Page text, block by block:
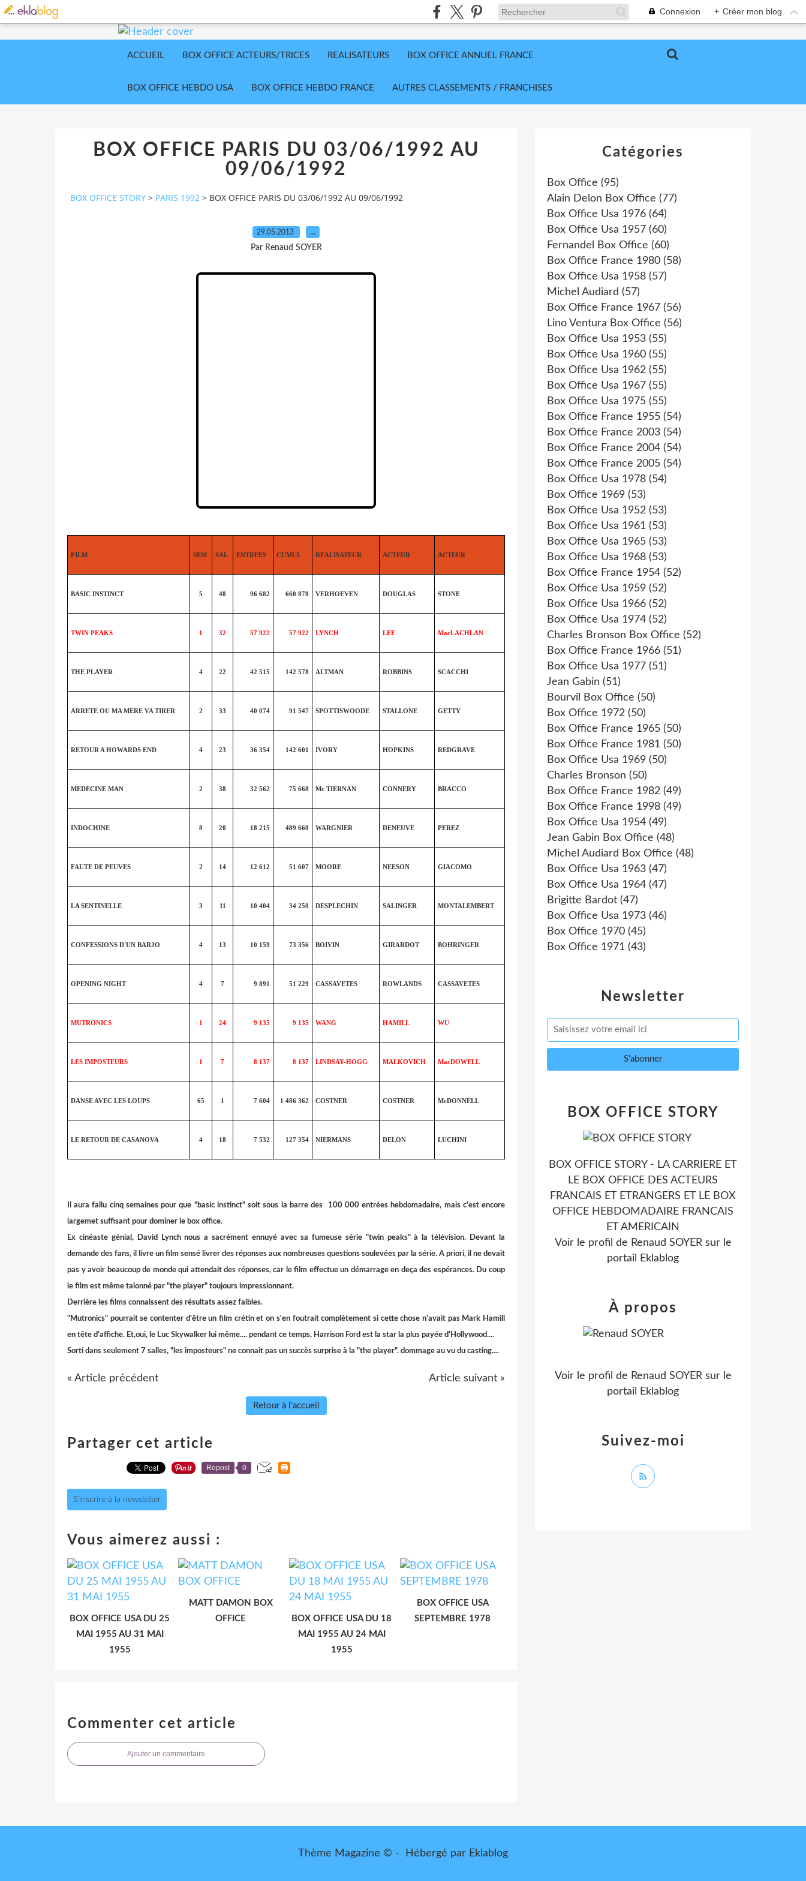
Connexion + Créer mon blog
ACCUEIL BOX OFFICE ACTEURS/TRICES REALISATEURS BOX OFFICE ANNUEL FRANCE
BOX OFFICE HEBDO USA BOX OFFICE HEBDO FRANCE AUTRES CLASSEMENTS / FRANCHISES
BOX OFFICE PARIS DU 03/06/1992 AU
09/06/1992
BOX OFFICE STORY > PARIS 1992 > BOX OFFICE PARIS DU 03/06/1992 AU 09/06/1992
29.05.2013 …
Par Renaud SOYER
FILM SEM SAL ENTREES CUMUL REALISATEUR ACTEUR ACTEUR
BASIC INSTINCT 5 48 96 682 660 878 VERHOEVEN DOUGLAS STONE
TWIN PEAKS 1 32 57 922 57 922 LYNCH LEE MacLACHLAN
THE PLAYER 4 22 42 515 142 578 ALTMAN ROBBINS SCACCHI
ARRETE OU MA MERE VA TIRER 2 33 40 074 91 547 SPOTTISWOODE STALLONE GETTY
RETOUR A HOWARDS END 4 23 36 354 142 601 IVORY HOPKINS REDGRAVE
MEDECINE MAN 2 38 32 562 75 668 Mc TIERNAN CONNERY BRACCO
INDOCHINE 8 20 18 215 489 660 WARGNIER DENEUVE PEREZ
FAUTE DE PEUVES 2 14 12 612 51 607 MOORE NEESON GIACOMO
LA SENTINELLE 3 11 10 404 34 250 DESPLECHIN SALINGER MONTALEMBERT
CONFESSIONS D'UN BARJO 4 13 10 159 73 356 BOIVIN GIRARDOT BOHRINGER
OPENING NIGHT 4 7 9 891 51 229 CASSAVETES ROWLANDS CASSAVETES
MUTRONICS 1 24 9 135 9 135 WANG HAMILL WU
LES IMPOSTEURS 1 7 8 137 8 137 LINDSAY-HOGG MALKOVICH MacDOWELL
DANSE AVEC LES LOUPS 65 1 7 604 1 486 362 COSTNER COSTNER McDONNELL
LE RETOUR DE CASANOVA 4 18 7 532 127 354 NIERMANS DELON LUCHINI
Il aura fallu cinq semaines pour que "basic instinct" soit sous la barre des 100 000 entrées hebdomadaire, mais c'est encore
largemet suffisant pour dominer le box office.
Ex cinéaste génial, David Lynch nous a sacrément ennuyé avec sa fumeuse série "twin peaks" à la télévision. Devant la
demande des fans, il livre un film sensé livrer des réponses aux nombreuses questions soulevées par la série. A priori, il ne devait
pas y avoir beaucoup de monde qui attendait des réponses, car le film effectue un démarrage en deça des espérances. Du coup
le film est même talonné par "the player" toujours impressionnant.
Derrière les films connaissent des résultats assez faibles.
"Mutronics" pourrait se contenter d'être un film crétin et on s'en foutrait complètement si cette chose n'avait pas Mark Hamill
en tête d'affiche. Et,oui, le Luc Skywalker lui même.... pendant ce temps, Harrison Ford est la star la plus payée d'Hollywood....
Sorti dans seulement 7 salles, "les imposteurs" ne connait pas un succès surprise à la "the player". dommage au vu du casting....
« Article précédent Article suivant »
Retour à l'accueil
Partager cet article
Repost 0
S'inscrire à la newsletter
Vous aimerez aussi :
BOX OFFICE USA DU 25
MAI 1955 AU 31 MAI
1955
MATT DAMON BOX
OFFICE
BOX OFFICE USA DU 18
MAI 1955 AU 24 MAI
1955
BOX OFFICE USA
SEPTEMBRE 1978
Commenter cet article
Ajouter un commentaire
Newsletter
Catégories
Box Office (95)
Alain Delon Box Office (77)
Box Office Usa 1976 (64)
Box Office Usa 1957 (60)
Fernandel Box Office (60)
Box Office France 1980 (58)
Box Office Usa 1958 (57)
Michel Audiard (57)
Box Office France 1967 (56)
Lino Ventura Box Office (56)
Box Office Usa 1953 (55)
Box Office Usa 1960 (55)
Box Office Usa 1962 (55)
Box Office Usa 1967 (55)
Box Office Usa 1975 (55)
Box Office France 1955 (54)
Box Office France 2003 (54)
Box Office France 2004 (54)
Box Office France 2005 (54)
Box Office Usa 1978 (54)
Box Office 1969 (53)
Box Office Usa 1952 (53)
Box Office Usa 1961 (53)
Box Office Usa 1965 (53)
Box Office Usa 1968 (53)
Box Office France 1954 (52)
Box Office Usa 1959 (52)
Box Office Usa 1966 (52)
Box Office Usa 1974 (52)
Charles Bronson Box Office (52)
Box Office France 1966 (51)
Box Office Usa 1977 (51)
Jean Gabin (51)
Bourvil Box Office (50)
Box Office 1972 (50)
Box Office France 1965 (50)
Box Office France 1981 (50)
Box Office Usa 1969 (50)
Charles Bronson (50)
Box Office France 1982 (49)
Box Office France 1998 (49)
Box Office Usa 1954 (49)
Jean Gabin Box Office (48)
Michel Audiard Box Office (48)
Box Office Usa 1963 (47)
Box Office Usa 1964 (47)
Brigitte Bardot (47)
Box Office Usa 1973 (46)
Box Office 1970 (45)
Box Office 1971 (43)
BOX OFFICE STORY
BOX OFFICE STORY - LA CARRIERE ET
LE BOX OFFICE DES ACTEURS
FRANCAIS ET ETRANGERS ET LE BOX
OFFICE HEBDOMADAIRE FRANCAIS
ET AMERICAIN
Voir le profil de Renaud SOYERsur le
portail Eklablog
Suivez-moi
À propos
Voir le profil de Renaud SOYERsur le
portail Eklablog
Thème Magazine © - Hébergé par Eklablog